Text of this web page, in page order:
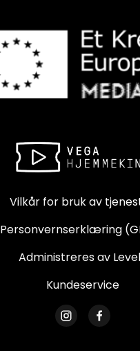
Vilkår for bruk av
Personvernserklæring
Administreres av
Kundeservice